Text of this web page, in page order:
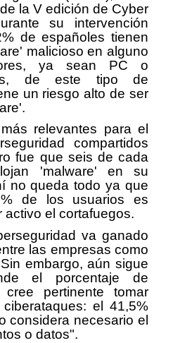
la V edición de Cyber
su intervención
de españoles tienen
malicioso en alguno
ya sean PC o
de este tipo de
un riesgo alto de ser
relevantes para el
compartidos
fue que seis de cada
'malware' en su
no queda todo ya que
de los usuarios es
el cortafuegos.
va ganado
las empresas como
embargo, aún sigue
el porcentaje de
pertinente tomar
el 41,5%
considera necesario el
o datos".